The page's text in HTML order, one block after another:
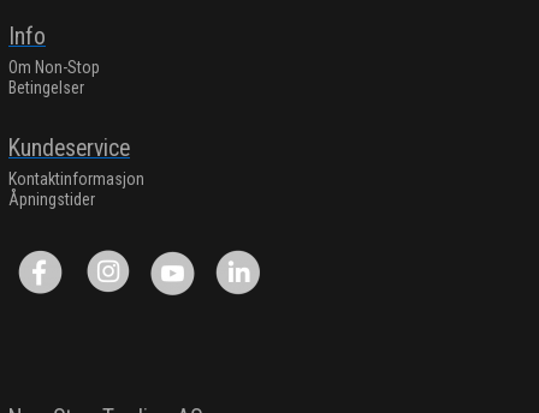
Info
Om Non-Stop
Betingelser
Kundeservice
Kontaktinformasjon
Åpningstider